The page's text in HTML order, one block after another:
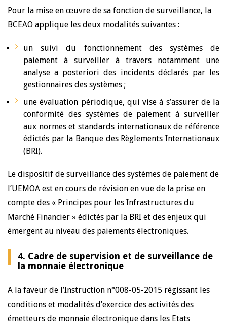
Pour la mise en œuvre de sa fonction de surveillance, la
BCEAO applique les deux modalités suivantes :
un suivi du fonctionnement des systèmes de
paiement à surveiller à travers notamment une
analyse a posteriori des incidents déclarés par les
gestionnaires des systèmes ;
une évaluation périodique, qui vise à s’assurer de la
conformité des systèmes de paiement à surveiller
aux normes et standards internationaux de référence
édictés par la Banque des Règlements Internationaux
(BRI).
Le dispositif de surveillance des systèmes de paiement de
l’UEMOA est en cours de révision en vue de la prise en
compte des « Principes pour les Infrastructures du
Marché Financier » édictés par la BRI et des enjeux qui
émergent au niveau des paiements électroniques.
4. Cadre de supervision et de surveillance de
la monnaie électronique
A la faveur de l’Instruction n°008-05-2015 régissant les
conditions et modalités d’exercice des activités des
émetteurs de monnaie électronique dans les Etats